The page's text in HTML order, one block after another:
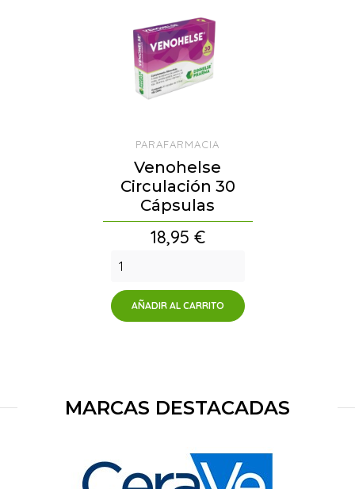
PARAFARMACIA
Venohelse
Circulación 30
Cápsulas
Precio
18,95 €
AÑADIR AL CARRITO
MARCAS DESTACADAS